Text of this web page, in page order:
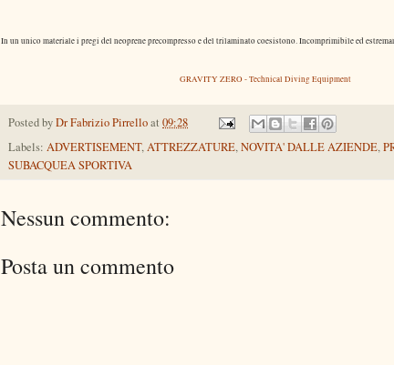
In un unico materiale i pregi del neoprene precompresso e del trilaminato coesistono. Incomprimibile ed
GRAVITY ZERO - Technical Diving Equipment
Posted byDr Fabrizio Pirrelloat 09:28
Labels: ADVERTISEMENT,ATTREZZATURE,NOVITA' DALLE AZIENDE,
SUBACQUEA SPORTIVA
Nessun commento:
Posta un commento